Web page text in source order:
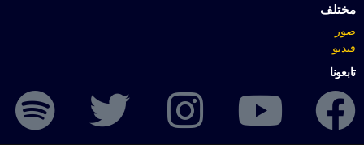
مختلف
صور
فيديو
تابعونا